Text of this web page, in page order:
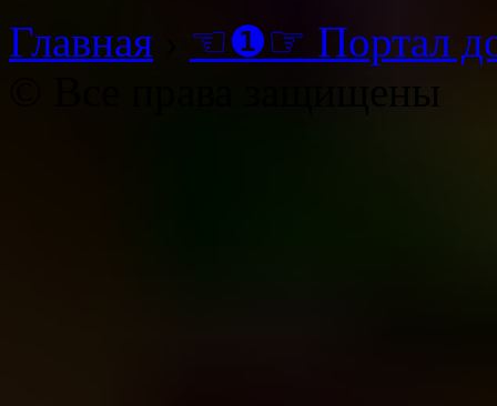
Главная
☜❶☞ Портал